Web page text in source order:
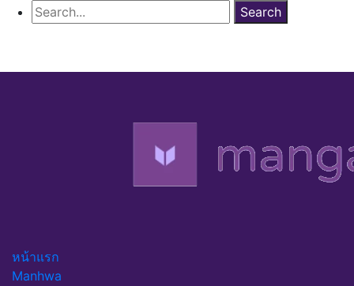
หน้าแรก
Manhwa